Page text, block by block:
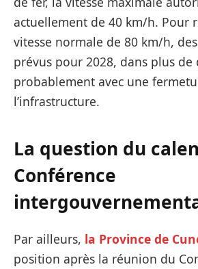
actuellement de 40 km/h. Pour
vitesse normale de 80 km/h,
prévus pour 2028, dans plus de
probablement avec une
l’infrastructure.
La question du
Conférence
Par ailleurs, la Province de
position après la réunion du